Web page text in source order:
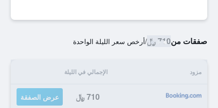
صفقات من710 ﷼ /أرخص سعر الليلة الواحدة
مزود الإجمالي في الليلة
710 ﷼ عرض الصفقة